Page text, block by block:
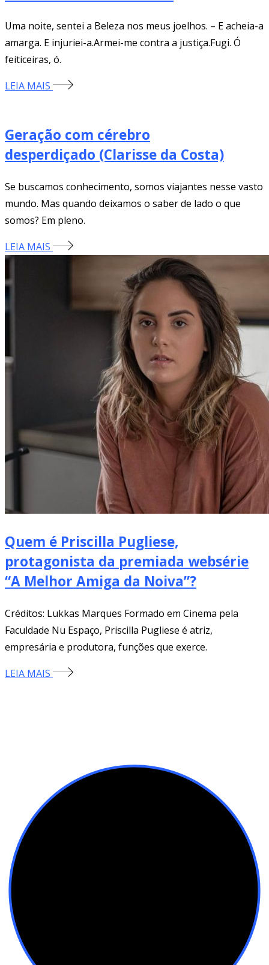
Uma noite, sentei a Beleza nos meus joelhos. – E acheia-a
amarga. E injuriei-a.Armei-me contra a justiça.Fugi. Ó
feiticeiras, ó.
LEIA MAIS
Geração com cérebro
desperdiçado (Clarisse da Costa)
Se buscamos conhecimento, somos viajantes nesse vasto
mundo. Mas quando deixamos o saber de lado o que
somos? Em pleno.
LEIA MAIS
Quem é Priscilla Pugliese,
protagonista da premiada websérie
“A Melhor Amiga da Noiva”?
Créditos: Lukkas Marques Formado em Cinema pela
Faculdade Nu Espaço, Priscilla Pugliese é atriz,
empresária e produtora, funções que exerce.
LEIA MAIS